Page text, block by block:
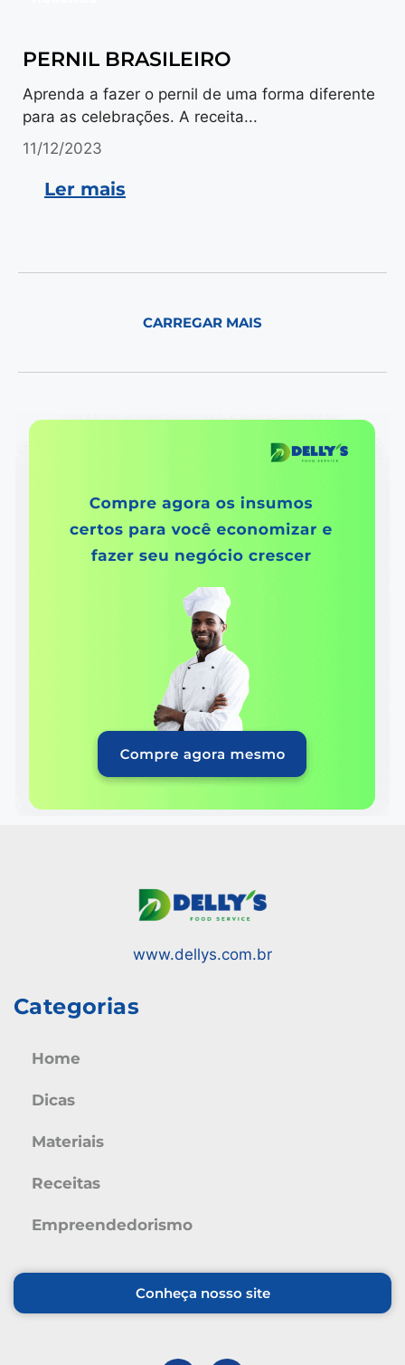
PERNIL BRASILEIRO
Aprenda a fazer o pernil de uma forma diferente
para as celebrações. A receita...
11/12/2023
Ler mais
CARREGAR MAIS
www.dellys.com.br
Categorias
Home
Dicas
Materiais
Receitas
Empreendedorismo
Conheça nosso site